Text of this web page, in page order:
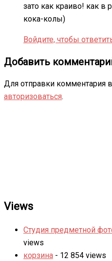
зато как краиво! как в
кока-колы)
Войдите, чтобы
Добавить
Для отправки комментария
авторизоваться.
Views
Студия предметной
views
корзина - 12 854 views